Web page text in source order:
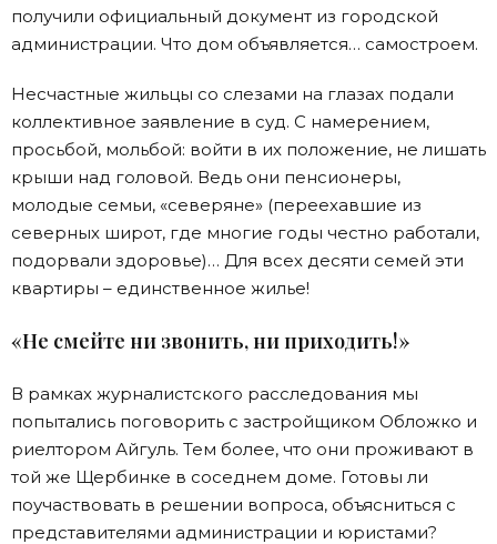
получили официальный документ из городской
администрации. Что дом объявляется… самостроем.
Несчастные жильцы со слезами на глазах подали
коллективное заявление в суд. С намерением,
просьбой, мольбой: войти в их положение, не лишать
крыши над головой. Ведь они пенсионеры,
молодые семьи, «северяне» (переехавшие из
северных широт, где многие годы честно работали,
подорвали здоровье)… Для всех десяти семей эти
квартиры – единственное жилье!
«Не смейте ни звонить, ни приходить!»
В рамках журналистского расследования мы
попытались поговорить с застройщиком Обложко и
риелтором Айгуль. Тем более, что они проживают в
той же Щербинке в соседнем доме. Готовы ли
поучаствовать в решении вопроса, объясниться с
представителями администрации и юристами?